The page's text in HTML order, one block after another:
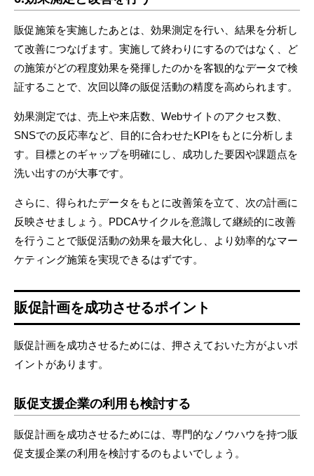
販促施策を実施したあとは、効果測定を行い、結果を分析し
て改善につなげます。実施して終わりにするのではなく、ど
の施策がどの程度効果を発揮したのかを客観的なデータで検
証することで、次回以降の販促活動の精度を高められます。
効果測定では、売上や来店数、Webサイトのアクセス数、
SNSでの反応率など、目的に合わせたKPIをもとに分析しま
す。目標とのギャップを明確にし、成功した要因や課題点を
洗い出すのが大事です。
さらに、得られたデータをもとに改善策を立て、次の計画に
反映させましょう。PDCAサイクルを意識して継続的に改善
を行うことで販促活動の効果を最大化し、より効率的なマー
ケティング施策を実現できるはずです。
販促計画を成功させるポイント
販促計画を成功させるためには、押さえておいた方がよいポ
イントがあります。
販促支援企業の利用も検討する
販促計画を成功させるためには、専門的なノウハウを持つ販
促支援企業の利用を検討するのもよいでしょう。